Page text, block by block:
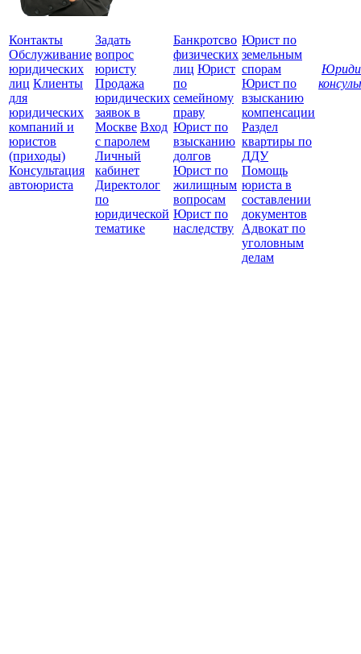
Контакты
Обслуживание
юридических
лиц Клиенты
для
юридических
компаний и
юристов
(приходы)
Консультация
автоюриста
Задать
вопрос
юристу
Продажа
юридических
заявок в
Москве Вход
с паролем
Личный
кабинет
Директолог
по
юридической
тематике
Банкротсво
физических
лиц Юрист
по
семейному
праву
Юрист по
взысканию
долгов
Юрист по
жилищным
вопросам
Юрист по
наследству
Юрист по
земельным
спорам
Юрист по
взысканию
компенсации
Раздел
квартиры по
ДДУ
Помощь
юриста в
составлении
документов
Адвокат по
уголовным
делам